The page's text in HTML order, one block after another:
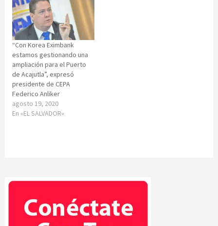
“Con Korea Eximbank
estamos gestionando una
ampliación para el Puerto
de Acajutla”, expresó
presidente de CEPA
Federico Anliker
agosto 19, 2020
En «EL SALVADOR»